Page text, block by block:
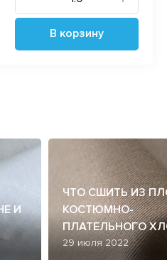
В корзину
И
ЧТО СШИТЬ ИЗ
КОСТЮМНО-
ПЛАТЕЛЬНОГО
29 июля 2022